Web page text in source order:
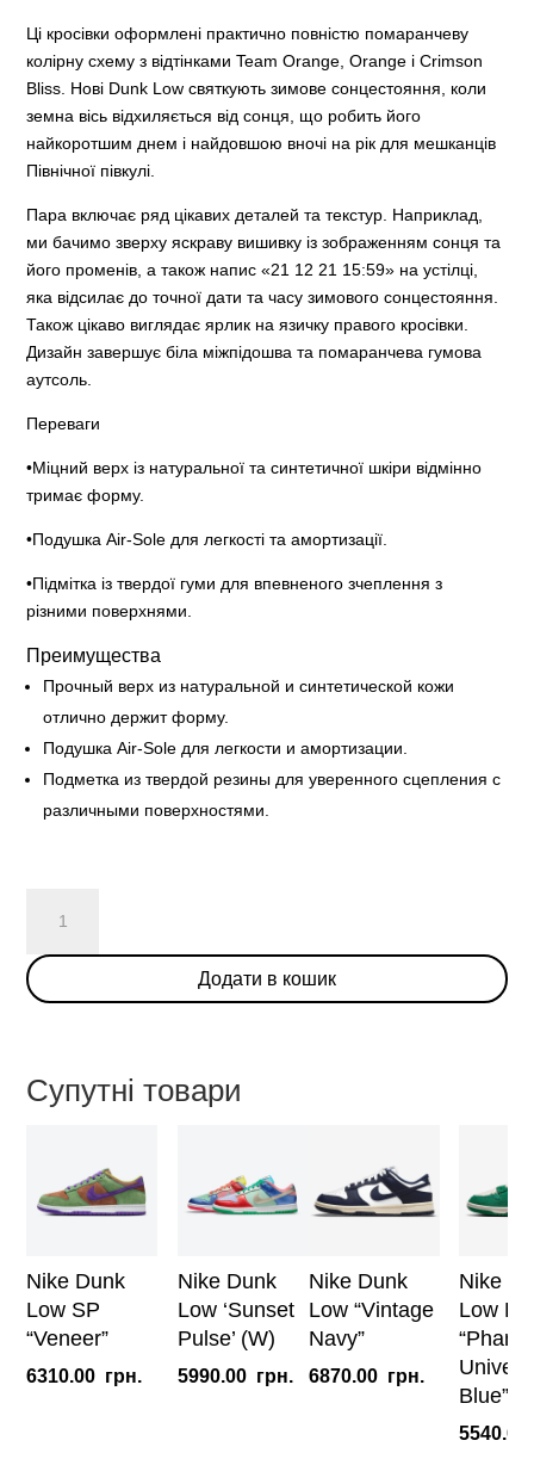
Ці кросівки оформлені практично повністю помаранчеву
колірну схему з відтінками Team Orange, Orange і Crimson
Bliss. Нові Dunk Low святкують зимове сонцестояння, коли
земна вісь відхиляється від сонця, що робить його
найкоротшим днем і найдовшою вночі на рік для мешканців
Північної півкулі.
Пара включає ряд цікавих деталей та текстур. Наприклад,
ми бачимо зверху яскраву вишивку із зображенням сонця та
його променів, а також напис «21 12 21 15:59» на устілці,
яка відсилає до точної дати та часу зимового сонцестояння.
Також цікаво виглядає ярлик на язичку правого кросівки.
Дизайн завершує біла міжпідошва та помаранчева гумова
аутсоль.
Переваги
•Міцний верх із натуральної та синтетичної шкіри відмінно
тримає форму.
•Подушка Air-Sole для легкості та амортизації.
•Підмітка із твердої гуми для впевненого зчеплення з
різними поверхнями.
Преимущества
Прочный верх из натуральной и синтетической кожи
отлично держит форму.
Подушка Air-Sole для легкости и амортизации.
Подметка из твердой резины для уверенного сцепления с
различными поверхностями.
Dunk
Low
NH
кількість
Додати в кошик
Супутні товари
Nike Dunk
Low SP
“Veneer”
6310.00 грн.
Nike Dunk
Low ‘Sunset
Pulse’ (W)
5990.00 грн.
Nike Dunk
Low “Vintage
Navy”
6870.00 грн.
Nike
Low
Blue”
5540.00